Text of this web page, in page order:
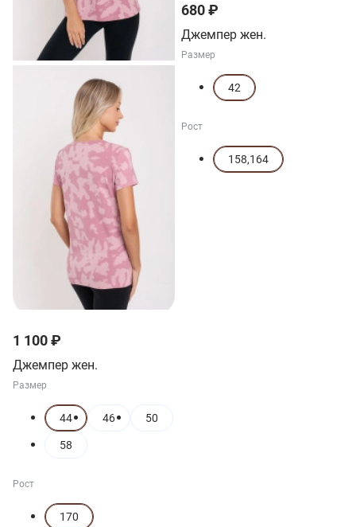
1 100 ₽
Джемпер жен.
Размер
44 46 50
58
Рост
170
680 ₽
Джемпер жен.
Размер
42
Рост
158,164